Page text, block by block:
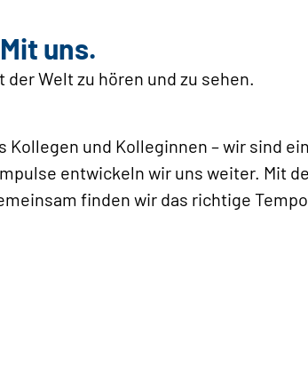
uns.
Welt zu hören und zu sehen.
Kollegen und Kolleginnen – wir sind
entwickeln wir uns weiter. Mit
finden wir das richtige